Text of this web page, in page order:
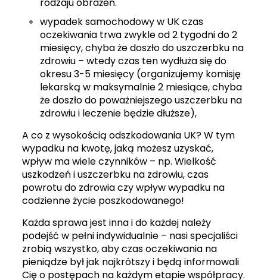
rodzaju obrażeń.
wypadek samochodowy w UKczas
oczekiwania trwa zwykle od 2 tygodni do 2
miesięcy, chyba że doszło do uszczerbku na
zdrowiu – wtedy czas ten wydłuża się do
okresu 3-5 miesięcy (organizujemy komisję
lekarską w maksymalnie 2 miesiące, chyba
że doszło do poważniejszego uszczerbku na
zdrowiu i leczenie będzie dłuższe),
A co z wysokością odszkodowania UK? W tym
wypadku na kwotę, jaką możesz uzyskać,
wpływ ma wiele czynników – np. Wielkość
uszkodzeń i uszczerbku na zdrowiu, czas
powrotu do zdrowia czy wpływ wypadku na
codzienne życie poszkodowanego!
Każda sprawa jest inna i do każdej należy
podejść w pełni indywidualnie – nasi specjaliści
zrobią wszystko, aby czas oczekiwania na
pieniądze był jak najkrótszy i będą informowali
Cię o postępach na każdym etapie współpracy.